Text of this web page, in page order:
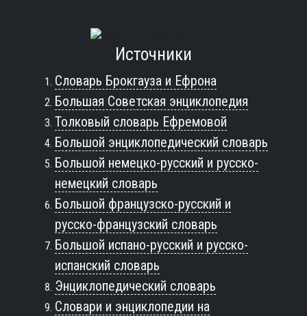
Источники
Словарь Брокгауза и Ефрона
Большая Советская энциклопедия
Толковый словарь Ефремовой
Большой энциклопедический словарь
Большой немецко-русский и русско-
немецкий словарь
Большой французско-русский и
русско-французский словарь
Большой испано-русский и русско-
испанский словарь
Энциклопедический словарь
Словари и энциклопедии на